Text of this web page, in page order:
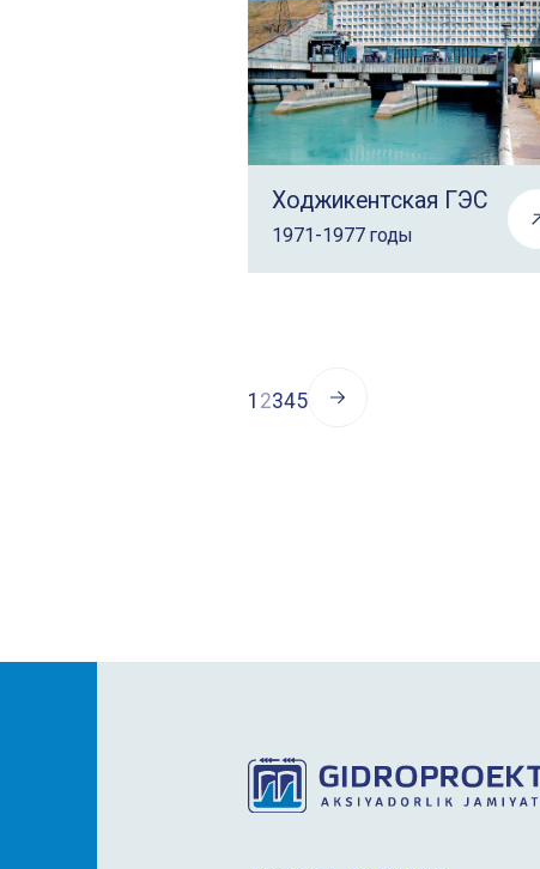
Ходжикентская ГЭС
1971-1977 годы
1 2345